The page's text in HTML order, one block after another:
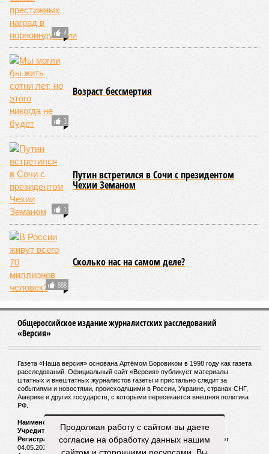
4
3
Возраст бессмертия
1
Путин встретился в Сочи с президентом
Чехии Земаном
888
Сколько нас на самом деле?
Общероссийское издание журналистских расследований
«Версия»
Газета «Наша версия» основана Артёмом Боровиком в 1998 году как газета
расследований. Официальный сайт «Версия» публикует материалы
штатных и внештатных журналистов газеты и пристально следит за
событиями и новостями, происходящими в России, Украине, странах СНГ,
Америке и других государств, с которыми пересекается внешняя политика
РФ.
Наименование:
Учредитель:
ООО «Версия»,Главный редактор:Горевой Р. Г.
Регистрационный номер Роскомнадзора:ЭЛ № ФС 77 - 72681 от
04.05.2018 г.
Продолжая работу с сайтом вы даете
согласие на обработку данных нашим
сайтом и сторонними ресурсами. Вы